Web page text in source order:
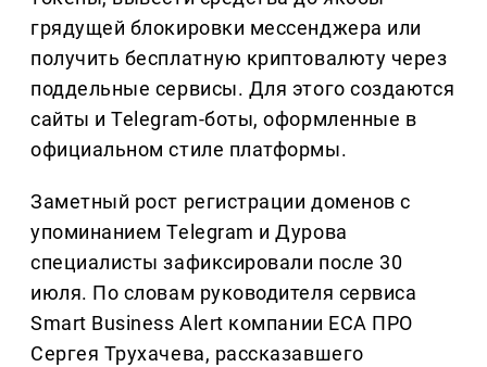
грядущей блокировки мессенджера или
получить бесплатную криптовалюту через
поддельные сервисы. Для этого создаются
сайты и Telegram-боты, оформленные в
официальном стиле платформы.
Заметный рост регистрации доменов с
упоминанием Telegram и Дурова
специалисты зафиксировали после 30
июля. По словам руководителя сервиса
Smart Business Alert компании ЕСА ПРО
Сергея Трухачева, рассказавшего